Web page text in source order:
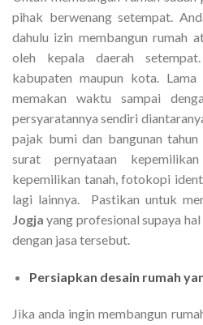
pihak berwenang setempat.
dahulu izin membangun rumah
oleh kepala daerah
kabupaten maupun kota.
memakan waktu sampai
persyaratannya sendiri
pajak bumi dan bangunan
surat pernyataan
kepemilikan tanah, fotokopi
lagi lainnya. Pastikan untuk
Jogjayang profesional supaya
dengan jasa tersebut.
Persiapkan desain rumah
Jika anda ingin membangun